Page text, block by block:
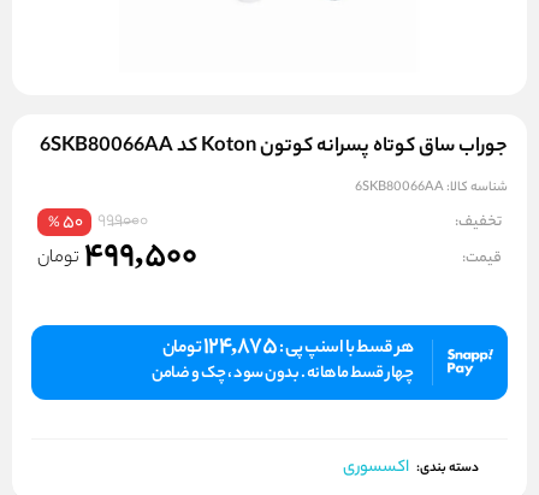
جوراب ساق کوتاه پسرانه کوتون Koton کد 6SKB80066AA
شناسه کالا:6SKB80066AA
تخفیف: 999000
50
%
قیمت: 499,500 تومان
هر قسط با اسنپ پی :124,875تومان
چهار قسط ماهانه . بدون سود ، چک و ضامن
دسته بندی: اکسسوری